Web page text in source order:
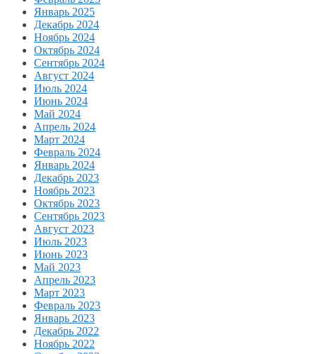
Январь 2025
Декабрь 2024
Ноябрь 2024
Октябрь 2024
Сентябрь 2024
Август 2024
Июль 2024
Июнь 2024
Май 2024
Апрель 2024
Март 2024
Февраль 2024
Январь 2024
Декабрь 2023
Ноябрь 2023
Октябрь 2023
Сентябрь 2023
Август 2023
Июль 2023
Июнь 2023
Май 2023
Апрель 2023
Март 2023
Февраль 2023
Январь 2023
Декабрь 2022
Ноябрь 2022